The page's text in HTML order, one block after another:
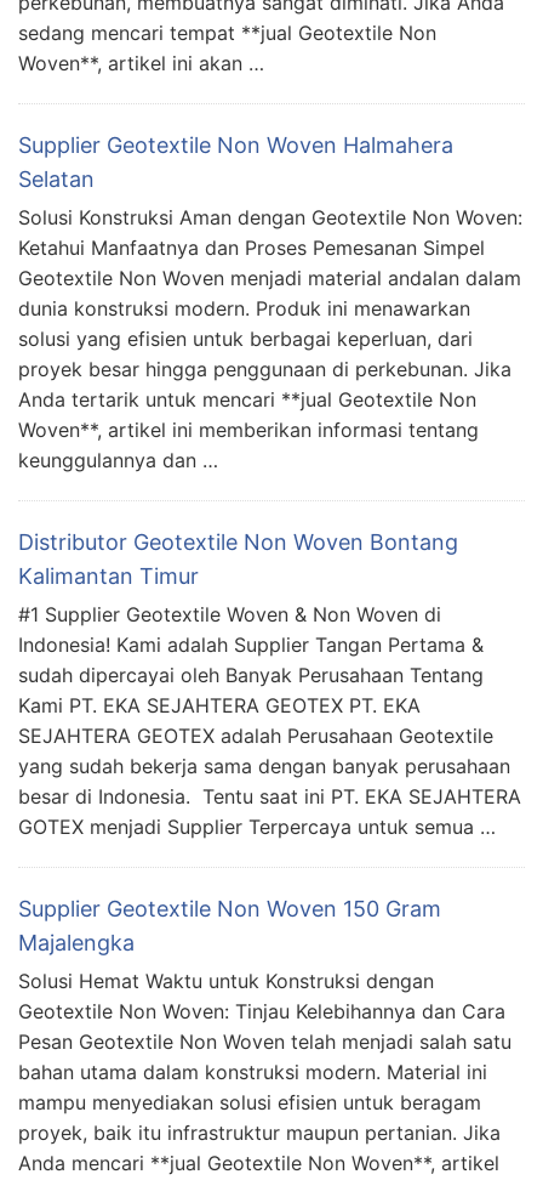
sedang mencari tempat **jual Geotextile Non
Woven**, artikel ini akan …
Supplier Geotextile Non Woven Halmahera
Selatan
Solusi Konstruksi Aman dengan Geotextile Non Woven:
Ketahui Manfaatnya dan Proses Pemesanan Simpel
Geotextile Non Woven menjadi material andalan dalam
dunia konstruksi modern. Produk ini menawarkan
solusi yang efisien untuk berbagai keperluan, dari
proyek besar hingga penggunaan di perkebunan. Jika
Anda tertarik untuk mencari **jual Geotextile Non
Woven**, artikel ini memberikan informasi tentang
keunggulannya dan …
Distributor Geotextile Non Woven Bontang
Kalimantan Timur
#1 Supplier Geotextile Woven & Non Woven di
Indonesia! Kami adalah Supplier Tangan Pertama &
sudah dipercayai oleh Banyak Perusahaan Tentang
Kami PT. EKA SEJAHTERA GEOTEX PT. EKA
SEJAHTERA GEOTEX adalah Perusahaan Geotextile
yang sudah bekerja sama dengan banyak perusahaan
besar di Indonesia. Tentu saat ini PT. EKA SEJAHTERA
GOTEX menjadi Supplier Terpercaya untuk semua …
Supplier Geotextile Non Woven 150 Gram
Majalengka
Solusi Hemat Waktu untuk Konstruksi dengan
Geotextile Non Woven: Tinjau Kelebihannya dan Cara
Pesan Geotextile Non Woven telah menjadi salah satu
bahan utama dalam konstruksi modern. Material ini
mampu menyediakan solusi efisien untuk beragam
proyek, baik itu infrastruktur maupun pertanian. Jika
Anda mencari **jual Geotextile Non Woven**, artikel